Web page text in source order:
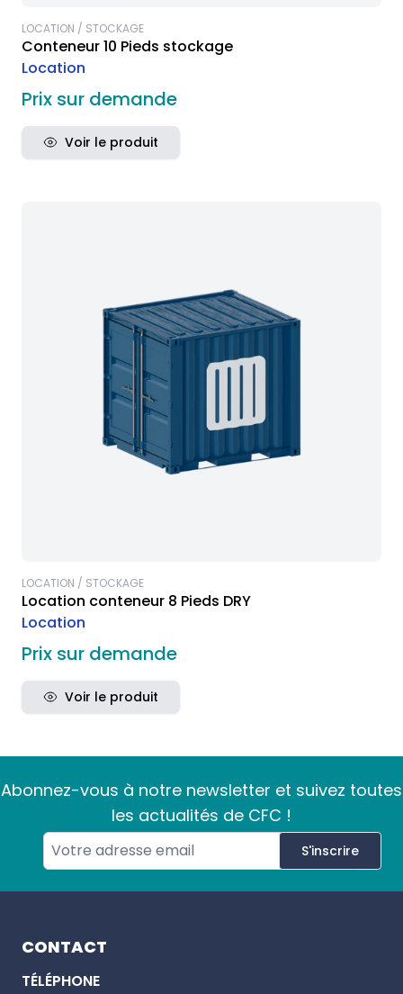
LOCATION / STOCKAGE
Conteneur 10 Pieds stockage
Location
Prix sur demande
Voir le produit
LOCATION / STOCKAGE
Location conteneur 8 Pieds DRY
Location
Prix sur demande
Voir le produit
Abonnez-vous à notre newsletter et suivez toutes
les actualités de CFC !
S'inscrire
CONTACT
TÉLÉPHONE